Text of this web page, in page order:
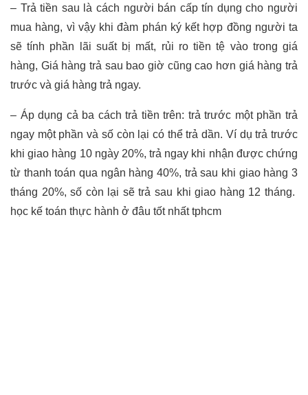
– Trả tiền sau là cách người bán cấp tín dụng cho người
mua hàng, vì vậy khi đàm phán ký kết hợp đồng người ta
sẽ tính phần lãi suất bị mất, rủi ro tiền tệ vào trong giá
hàng, Giá hàng trả sau bao giờ cũng cao hơn giá hàng trả
trước và giá hàng trả ngay.
– Áp dụng cả ba cách trả tiền trên: trả trước một phần trả
ngay một phần và số còn lại có thể trả dần. Ví dụ trả trước
khi giao hàng 10 ngày 20%, trả ngay khi nhận được chứng
từ thanh toán qua ngân hàng 40%, trả sau khi giao hàng 3
tháng 20%, số còn lại sẽ trả sau khi giao hàng 12 tháng.
học kế toán thực hành ở đâu tốt nhất tphcm